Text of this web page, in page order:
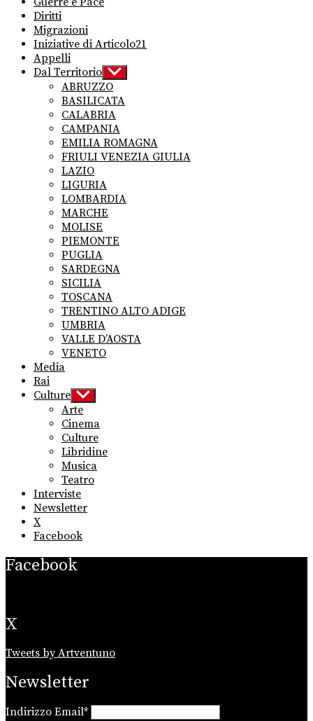
Diritti
Migrazioni
Iniziative di Articolo21
Appelli
Dal Territorio Show
sub
menu
ABRUZZO
BASILICATA
CALABRIA
CAMPANIA
EMILIA ROMAGNA
FRIULI VENEZIA GIULIA
LAZIO
LIGURIA
LOMBARDIA
MARCHE
MOLISE
PIEMONTE
PUGLIA
SARDEGNA
SICILIA
TOSCANA
TRENTINO ALTO ADIGE
UMBRIA
VALLE D’AOSTA
VENETO
Media
Rai
Culture Show
sub
menu
Arte
Cinema
Culture
Libridine
Musica
Teatro
Interviste
Newsletter
X
Facebook
Facebook
X
Tweets by Artventuno
Newsletter
Indirizzo Email*